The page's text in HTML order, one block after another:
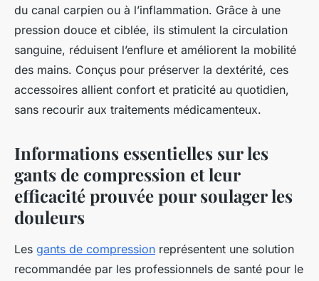
vos douleurs
Marie•14 mai 2025•5 min de lecture
du canal carpien ou à l’inflammation. Grâce à une
pression douce et ciblée, ils stimulent la circulation
sanguine, réduisent l’enflure et améliorent la mobilité
des mains. Conçus pour préserver la dextérité, ces
accessoires allient confort et praticité au quotidien,
sans recourir aux traitements médicamenteux.
Informations essentielles sur les
gants de compression et leur
efficacité prouvée pour soulager les
douleurs
Les gants de compression représentent une solution
recommandée par les professionnels de santé pour le